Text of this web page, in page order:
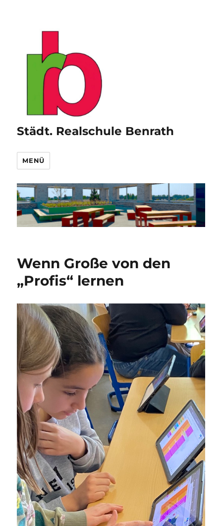
Städt. Realschule Benrath
MENÜ
Wenn Große von den
„Profis“ lernen